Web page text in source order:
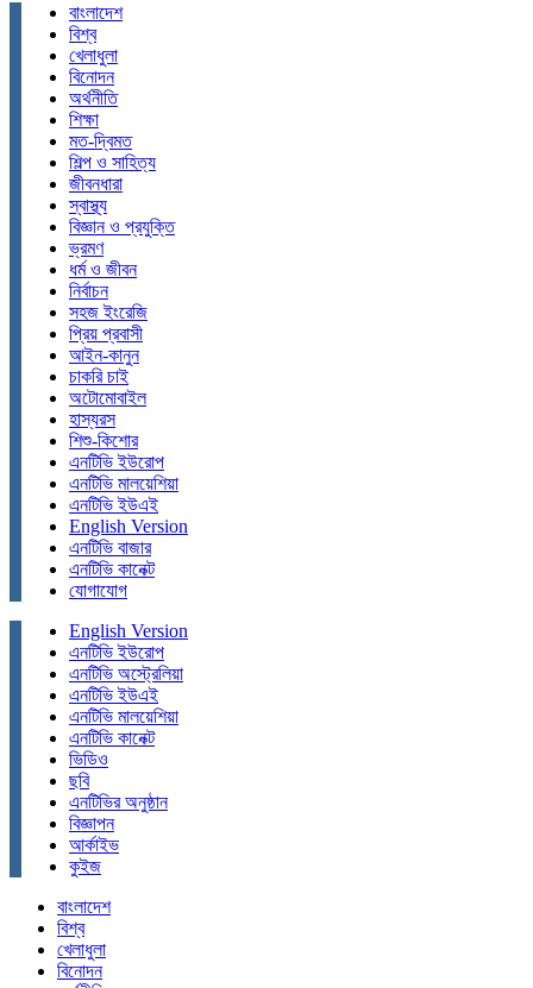
বাংলাদেশ
বিশ্ব
খেলাধুলা
বিনোদন
অর্থনীতি
শিক্ষা
মত-দ্বিমত
শিল্প ও সাহিত্য
জীবনধারা
স্বাস্থ্য
বিজ্ঞান ও প্রযুক্তি
ভ্রমণ
ধর্ম ও জীবন
নির্বাচন
সহজ ইংরেজি
প্রিয় প্রবাসী
আইন-কানুন
চাকরি চাই
অটোমোবাইল
হাস্যরস
শিশু-কিশোর
এনটিভি ইউরোপ
এনটিভি মালয়েশিয়া
এনটিভি ইউএই
English Version
এনটিভি বাজার
এনটিভি কানেক্ট
যোগাযোগ
English Version
এনটিভি ইউরোপ
এনটিভি অস্ট্রেলিয়া
এনটিভি ইউএই
এনটিভি মালয়েশিয়া
এনটিভি কানেক্ট
ভিডিও
ছবি
এনটিভির অনুষ্ঠান
বিজ্ঞাপন
আর্কাইভ
কুইজ
বাংলাদেশ
বিশ্ব
খেলাধুলা
বিনোদন